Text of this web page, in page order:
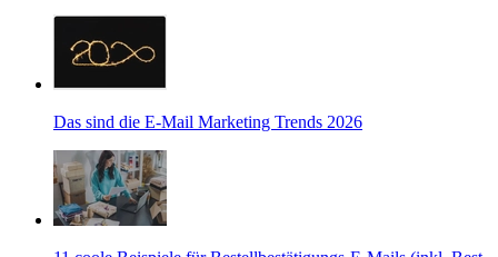
Das sind die E-Mail Marketing Trends 2026